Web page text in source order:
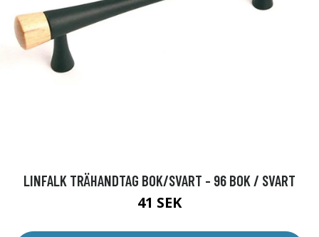
LINFALK TRÄHANDTAG BOK/SVART - 96 BOK / SVART
41 SEK